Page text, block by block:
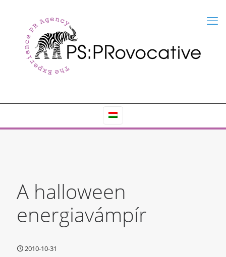
A halloween
energiavámpír
2010-10-31